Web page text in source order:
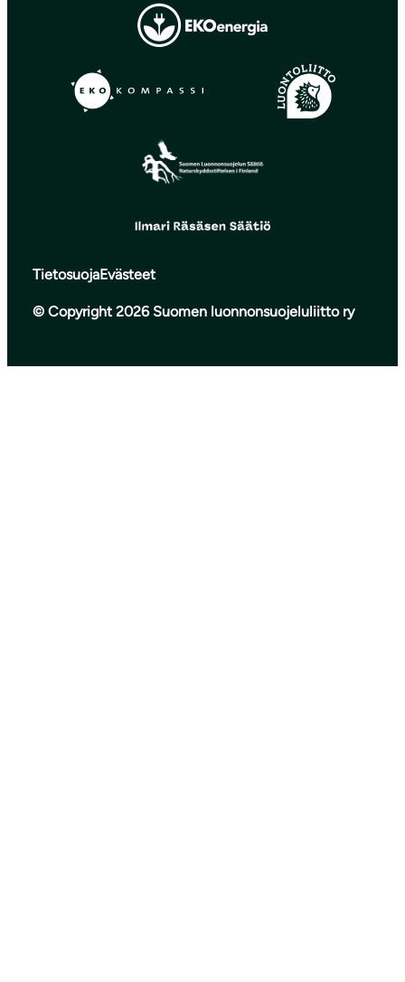
TietosuojaEvästeet
© Copyright 2026 Suomen luonnonsuojeluliitto ry